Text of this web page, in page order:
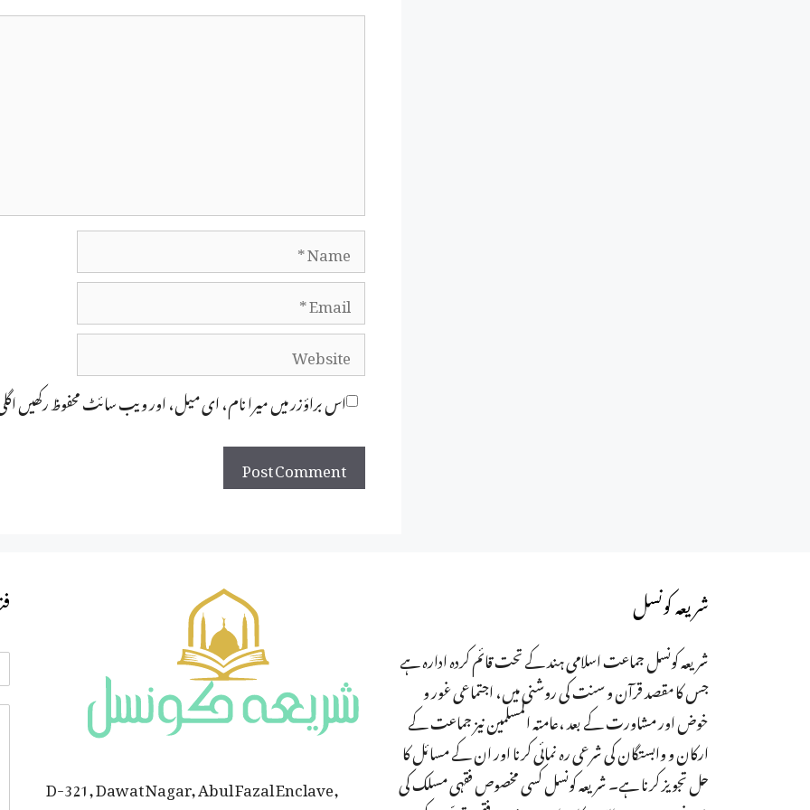
Name
Email
Website
اس براؤزر میں میرا نام، ای میل، اور ویب سائٹ محفوظ رکھیں
شریعہ کونسل
شریعہ کونسل جماعت اسلامی ہند کے تحت قائم کردہ ادارہ ہے
جس کا مقصد قرآن و سنت کی روشنی میں، اجتماعی غور و
خوض اور مشاورت کے بعد ،عامتہ المسلمین نیز جماعت کے
ارکان و وابستگان کی شرعی رہ نمائی کرنا اور ان کے مسائل کا
حل تجویز کرنا ہے۔ شریعہ کونسل کسی مخصوص فقہی مسلک کی
D-321, Dawat Nagar, Abul Fazal Enclave,